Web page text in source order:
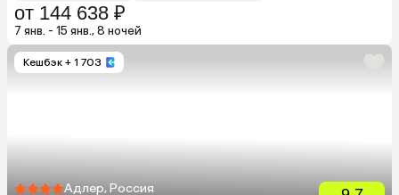
от 144 638 ₽
7 янв. - 15 янв., 8 ночей
Кешбэк + 1 703
Адлер, Россия